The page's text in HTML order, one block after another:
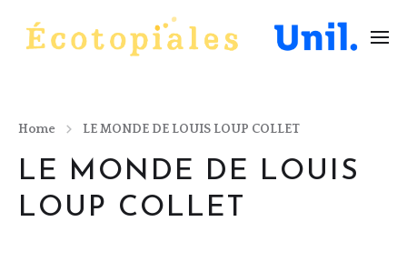
Home LE MONDE DE LOUIS LOUP COLLET
LE MONDE DE LOUIS
LOUP COLLET